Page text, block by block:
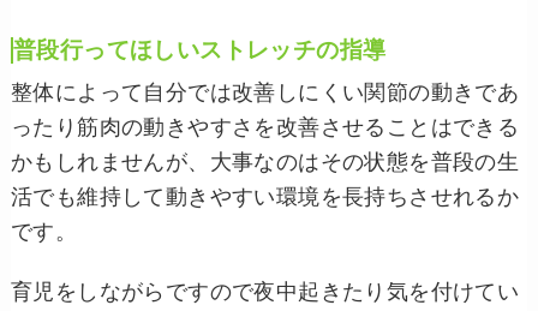
普段行ってほしいストレッチの指導
整体によって自分では改善しにくい関節の動きであ
ったり筋肉の動きやすさを改善させることはできる
かもしれませんが、大事なのはその状態を普段の生
活でも維持して動きやすい環境を長持ちさせれるか
です。
育児をしながらですので夜中起きたり気を付けてい